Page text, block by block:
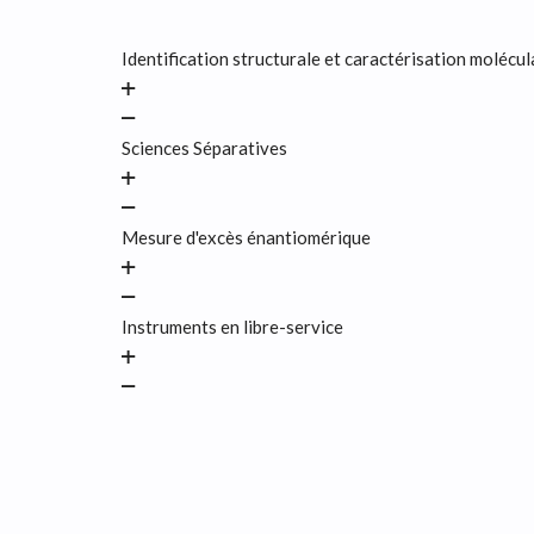
Identification structurale et caractérisation
Sciences Séparatives
Mesure d'excès énantiomérique
Instruments en libre-service